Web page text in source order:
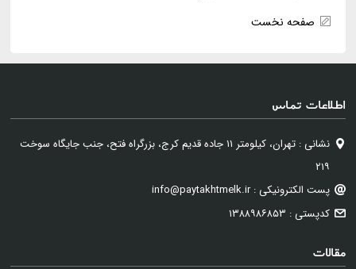
صفحه نخست
اطلاعات تماس
نشانی : تهران، کیلومتر ۱۱ جاده قدیم کرج، بزرگراه فتح، جنب جایگاه سوخت
۲۱۹
پست الکترونیکی : info@paytakhtmelk.ir
کدپستی : ۱۳۸۸۹۸۶۸۵۳
مقالات